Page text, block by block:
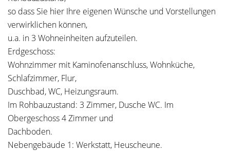
so dass Sie hier Ihre eigenen Wünsche und Vorstellungen
verwirklichen können,
u.a. in 3 Wohneinheiten aufzuteilen.
Erdgeschoss:
Wohnzimmer mit Kaminofenanschluss, Wohnküche,
Schlafzimmer, Flur,
Duschbad, WC, Heizungsraum.
Im Rohbauzustand: 3 Zimmer, Dusche WC. Im
Obergeschoss 4 Zimmer und
Dachboden.
Nebengebäude 1: Werkstatt, Heuscheune.